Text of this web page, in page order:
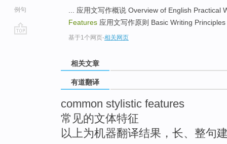
例句
... 应用文写作概说 Overview of English Practical
Features 应用文写作原则 Basic Writing
基于1个网页-相关网页
相关文章
有道翻译
common stylistic features
常见的文体特征
以上为机器翻译结果，长、整句